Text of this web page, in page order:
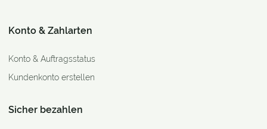
Konto & Zahlarten
Konto & Auftragsstatus
Kundenkonto erstellen
Sicher bezahlen